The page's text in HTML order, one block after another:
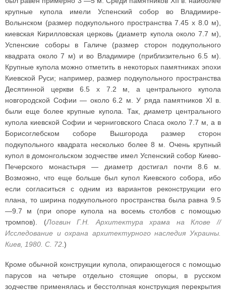
крупные купола имели Успенский собор во Владимире-
Волынском (размер подкупольного пространства 7.45 х 8.0 м),
киевская Кирилловская церковь (диаметр купола около 7.7 м),
Успенские соборы в Галиче (размер сторон подкупольного
квадрата около 7 м) и во Владимире (приблизительно 6.5 м).
Крупные купола можно отметить в некоторых памятниках эпохи
Киевской Руси; например, размер подкупольного пространства
Десятинной церкви 6.5 х 7.2 м, а центрального купола
новгородской Софии — около 6.2 м. У ряда памятников XI в.
были еще более крупные купола. Так, диаметр центрального
купола киевской Софии и черниговского Спаса около 7.7 м, а в
Борисоглебском соборе Вышгорода размер сторон
подкупольного квадрата несколько более 8 м. Очень крупный
купол в домонгольском зодчестве имел Успенский собор Киево-
Печерского монастыря — диаметр достигал почти 8.6 м.
Возможно, что еще больше был купол Киевского собора, ибо
если согласиться с одним из вариантов реконструкции его
плана, то ширина подкупольного пространства была равна 9.5
—9.7 м (при опоре купола на восемь столбов с помощью
тромпов). (Логвин Г.Н. Архитектура храма на Клове //
Исследование и охрана архитектурного наследия Украины.
Киев, 1980. С. 72 .)
Кроме обычной конструкции купола, опирающегося с помощью
парусов на четыре отдельно стоящие опоры, в русском
зодчестве применялась и бесстолпная конструкция перекрытия